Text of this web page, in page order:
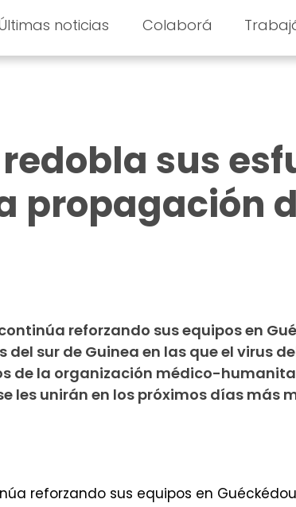
noticias Colaborá
sus
propagación
reforzando sus equipos en
sur de Guinea en las que el virus
de la organización médico-
les unirán en los próximos días más
reforzando sus equipos en